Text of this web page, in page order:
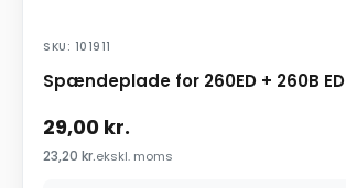
SKU: 101911
Spændeplade for 260ED + 260B ED
29,00 kr.
23,20 kr.ekskl. moms